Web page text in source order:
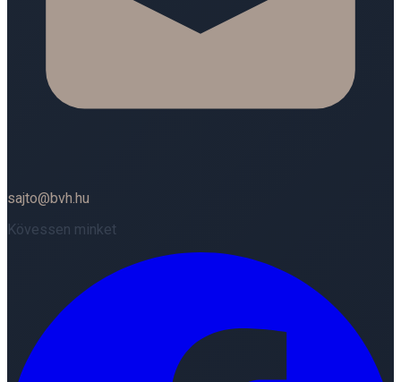
sajto@bvh.hu
Kövessen minket